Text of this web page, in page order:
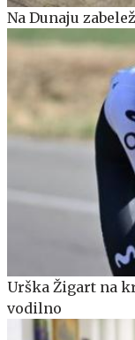
Na Dunaju
Urška Žigart na
vodilno